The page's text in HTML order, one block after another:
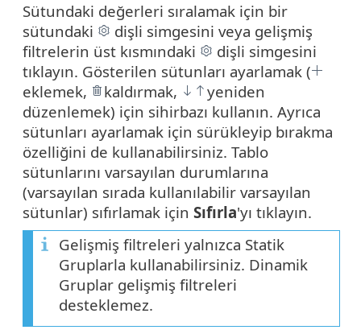
Sütundaki değerleri sıralamak için bir
sütundaki
dişli simgesini veya gelişmiş
filtrelerin üst kısmındaki
dişli simgesini
tıklayın. Gösterilen sütunları ayarlamak (
eklemek,
kaldırmak,
yeniden
düzenlemek) için sihirbazı kullanın. Ayrıca
sütunları ayarlamak için sürükleyip bırakma
özelliğini de kullanabilirsiniz. Tablo
sütunlarını varsayılan durumlarına
(varsayılan sırada kullanılabilir varsayılan
sütunlar) sıfırlamak için Sıfırla'yı tıklayın.
Gelişmiş filtreleri yalnızca Statik
Gruplarla kullanabilirsiniz. Dinamik
Gruplar gelişmiş filtreleri
desteklemez.